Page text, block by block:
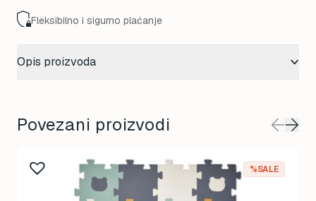
Fleksibilno i sigurno plaćanje
Opis proizvoda
Povezani proizvodi
%SALE